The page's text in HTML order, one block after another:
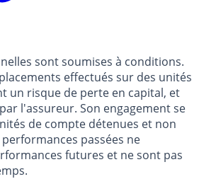
sont soumises à conditions.
effectués sur des unités
un risque de perte en capital, et
l'assureur. Son engagement se
de compte détenues et non
passées ne
futures et ne sont pas